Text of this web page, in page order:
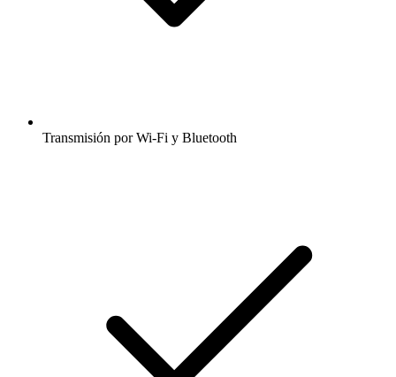
Transmisión por Wi-Fi y Bluetooth